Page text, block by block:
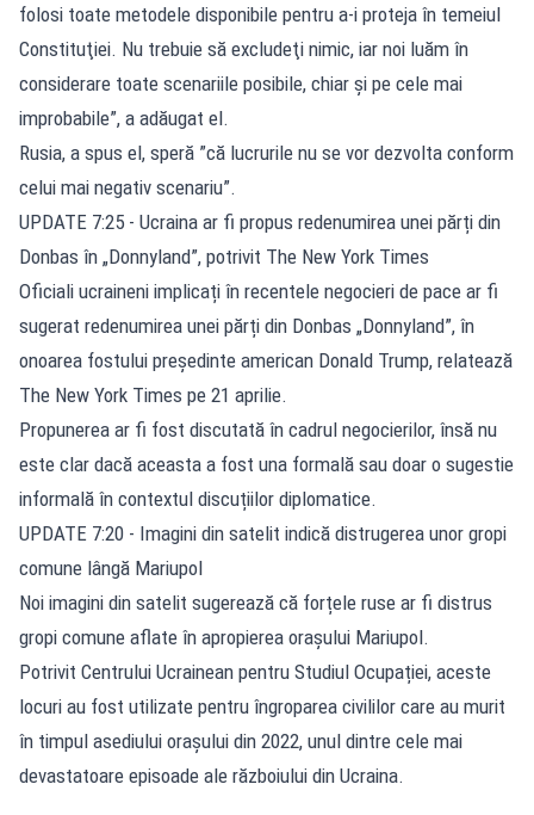
folosi toate metodele disponibile pentru a-i proteja în temeiul
Constituţiei. Nu trebuie să excludeţi nimic, iar noi luăm în
considerare toate scenariile posibile, chiar şi pe cele mai
improbabile”, a adăugat el.
Rusia, a spus el, speră ”că lucrurile nu se vor dezvolta conform
celui mai negativ scenariu”.
UPDATE 7:25 - Ucraina ar fi propus redenumirea unei părți din
Donbas în „Donnyland”, potrivit The New York Times
Oficiali ucraineni implicați în recentele negocieri de pace ar fi
sugerat redenumirea unei părți din Donbas „Donnyland”, în
onoarea fostului președinte american Donald Trump, relatează
The New York Times pe 21 aprilie.
Propunerea ar fi fost discutată în cadrul negocierilor, însă nu
este clar dacă aceasta a fost una formală sau doar o sugestie
informală în contextul discuțiilor diplomatice.
UPDATE 7:20 - Imagini din satelit indică distrugerea unor gropi
comune lângă Mariupol
Noi imagini din satelit sugerează că forțele ruse ar fi distrus
gropi comune aflate în apropierea orașului Mariupol.
Potrivit Centrului Ucrainean pentru Studiul Ocupației, aceste
locuri au fost utilizate pentru îngroparea civililor care au murit
în timpul asediului orașului din 2022, unul dintre cele mai
devastatoare episoade ale războiului din Ucraina.